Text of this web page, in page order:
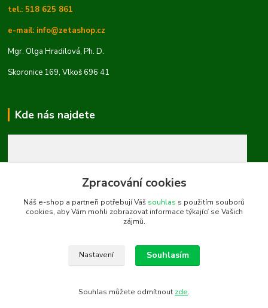
tel.: 518 625 861
e-mail: info@zetashop.cz
Mgr. Olga Hradilová, Ph. D.
Skoronice 169, Vlkoš 696 41
Kde nás najdete
Zpracování cookies
Náš e-shop a partneři potřebují Váš souhlas s použitím souborů
cookies, aby Vám mohli zobrazovat informace týkající se Vašich
zájmů.
Nastavení Souhlasím
Souhlas můžete odmítnout zde.